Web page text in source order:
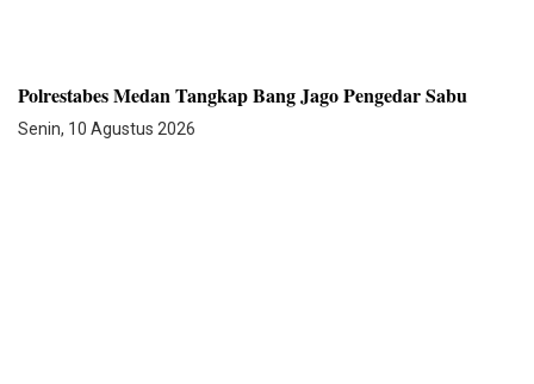
Polrestabes Medan Tangkap Bang Jago Pengedar Sabu
Senin, 10 Agustus 2026